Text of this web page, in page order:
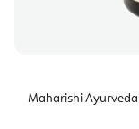
Maharishi